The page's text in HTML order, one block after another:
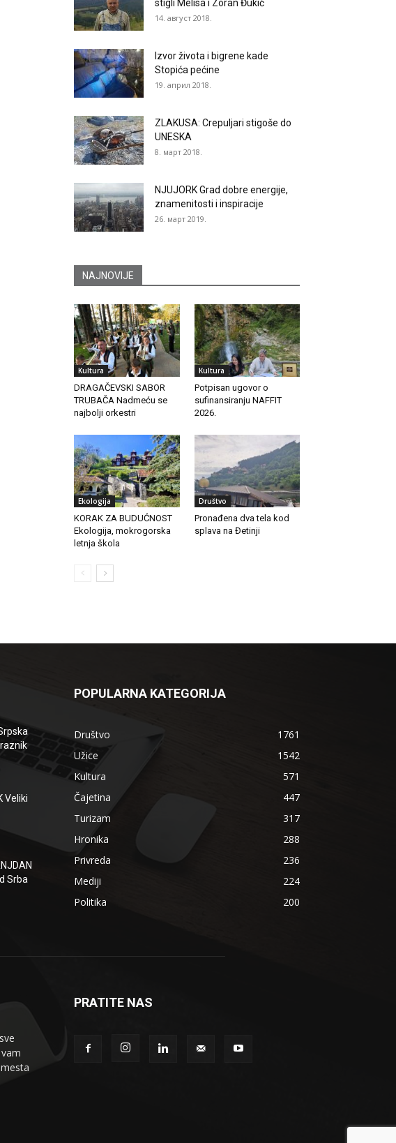
stigli Melisa i Zoran Đukić
14. август 2018.
Izvor života i bigrene kade
Stopića pećine
19. април 2018.
ZLAKUSA: Crepuljari stigoše do
UNESKA
8. март 2018.
NJUJORK Grad dobre energije,
znamenitosti i inspiracije
26. март 2019.
NAJNOVIJE
Kultura
DRAGAČEVSKI SABOR
TRUBAČA Nadmeću se
najbolji orkestri
Kultura
Potpisan ugovor o
sufinansiranju NAFFIT
2026.
Ekologija
KORAK ZA BUDUĆNOST
Ekologija, mokrogorska
letnja škola
Društvo
Pronađena dva tela kod
splava na Đetinji
Veliki
Srba
POPULARNA KATEGORIJA
Društvo
1761
Užice
1542
Kultura
571
Čajetina
447
Turizam
317
Hronika
288
Privreda
236
Mediji
224
Politika
200
PRATITE NAS